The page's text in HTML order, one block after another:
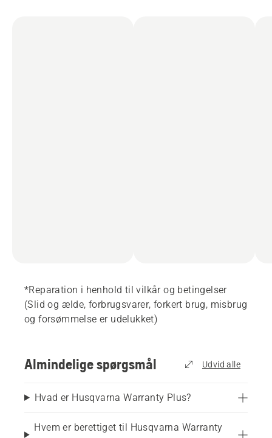
*Reparation i henhold til vilkår og betingelser
(Slid og ælde, forbrugsvarer, forkert brug, misbrug
og forsømmelse er udelukket)
Almindelige spørgsmål Udvid alle
Hvad er Husqvarna Warranty Plus?
Hvem er berettiget til Husqvarna Warranty